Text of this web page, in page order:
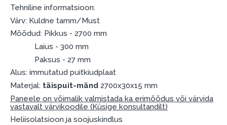
Laenake vastutustundlikult! Enne laenamist
palun hinnake oma finantsvõimalusi.
Tehniline informatsioon:
Värv: Kuldne tamm/Must
Mõõdud: Pikkus - 2700 mm
Laius - 300 mm
Paksus - 27 mm
Alus: immutatud puitkiudplaat
Materjal: täispuit-mänd 2700x30x15 mm
Paneele on võimalik valmistada ka erimõõdus või värvida
vastavalt värvikoodile (Küsige konsultandilt)
Heliisolatsioon ja soojuskindlus